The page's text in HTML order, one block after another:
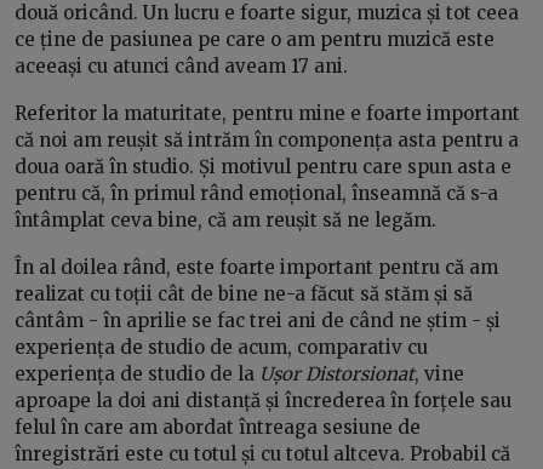
două oricând. Un lucru e foarte sigur, muzica și tot ceea
ce ține de pasiunea pe care o am pentru muzică este
aceeași cu atunci când aveam 17 ani.
Referitor la maturitate, pentru mine e foarte important
că noi am reușit să intrăm în componența asta pentru a
doua oară în studio. Și motivul pentru care spun asta e
pentru că, în primul rând emoțional, înseamnă că s-a
întâmplat ceva bine, că am reușit să ne legăm.
În al doilea rând, este foarte important pentru că am
realizat cu toții cât de bine ne-a făcut să stăm și să
cântâm - în aprilie se fac trei ani de când ne știm - și
experiența de studio de acum, comparativ cu
experiența de studio de la Ușor Distorsionat, vine
aproape la doi ani distanță și încrederea în forțele sau
felul în care am abordat întreaga sesiune de
înregistrări este cu totul și cu totul altceva. Probabil că